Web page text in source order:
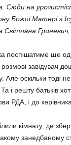
Сюди на
Божої Матері з
Світлана
ще
завідувач
оскільки тоді
і решту батьків
РДА, і до
кімнату, де
занедбаному